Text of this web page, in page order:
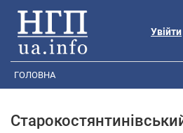
Увійти
ГОЛОВНА